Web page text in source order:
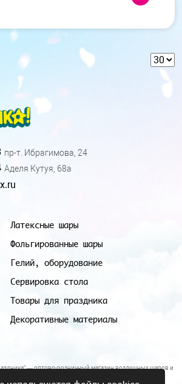
Латексные шары
Фольгированные шары
Гелий, оборудование
Сервировка стола
Товары для праздника
Декоративные материалы
пр-т. Ибрагимова, 24
Аделя Кутуя, 68а
— оптово-розничный магазин воздушных шаров и